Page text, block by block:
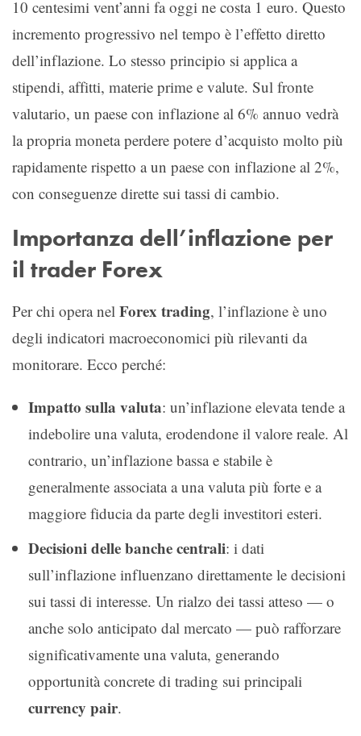
10 centesimi vent’anni fa oggi ne costa 1 euro. Questo
incremento progressivo nel tempo è l’effetto diretto
dell’inflazione. Lo stesso principio si applica a
stipendi, affitti, materie prime e valute. Sul fronte
valutario, un paese con inflazione al 6% annuo vedrà
la propria moneta perdere potere d’acquisto molto più
rapidamente rispetto a un paese con inflazione al 2%,
con conseguenze dirette sui tassi di cambio.
Importanza dell’inflazione per
il trader Forex
Per chi opera nel Forex trading, l’inflazione è uno
degli indicatori macroeconomici più rilevanti da
monitorare. Ecco perché:
Impatto sulla valuta: un’inflazione elevata tende a
indebolire una valuta, erodendone il valore reale. Al
contrario, un’inflazione bassa e stabile è
generalmente associata a una valuta più forte e a
maggiore fiducia da parte degli investitori esteri.
Decisioni delle banche centrali: i dati
sull’inflazione influenzano direttamente le decisioni
sui tassi di interesse. Un rialzo dei tassi atteso — o
anche solo anticipato dal mercato — può rafforzare
significativamente una valuta, generando
opportunità concrete di trading sui principali
currency pair.